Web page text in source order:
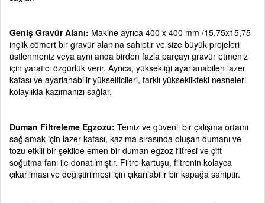
Geniş Gravür Alanı: Makine ayrıca 400 x 400 mm /15,75x15,75
inçlik cömert bir gravür alanına sahiptir ve size büyük projeleri
üstlenmeniz veya aynı anda birden fazla parçayı gravür etmeniz
için yaratıcı özgürlük verir. Ayrıca, yüksekliği ayarlanabilen lazer
kafası ve ayarlanabilir yükselticileri, farklı yükseklikteki nesneleri
kolaylıkla kazımanızı sağlar.
Duman Filtreleme Egzozu: Temiz ve güvenli bir çalışma ortamı
sağlamak için lazer kafası, kazıma sırasında oluşan dumanı ve
tozu etkili bir şekilde emen bir duman egzoz filtresi ve çift
soğutma fanı ile donatılmıştır. Filtre kartuşu, filtrenin kolayca
çıkarılması ve değiştirilmesi için çıkarılabilir bir kapağa sahiptir.